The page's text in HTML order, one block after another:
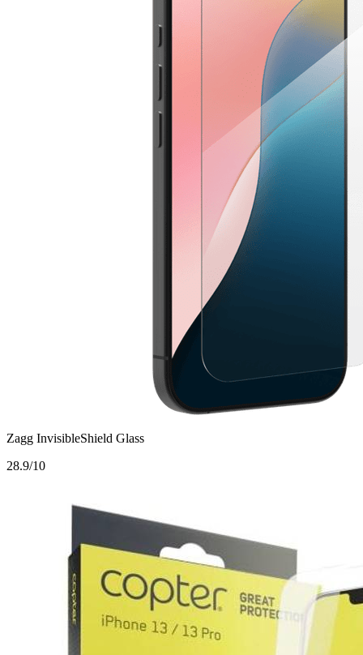
Zagg InvisibleShield Glass
28.9/10